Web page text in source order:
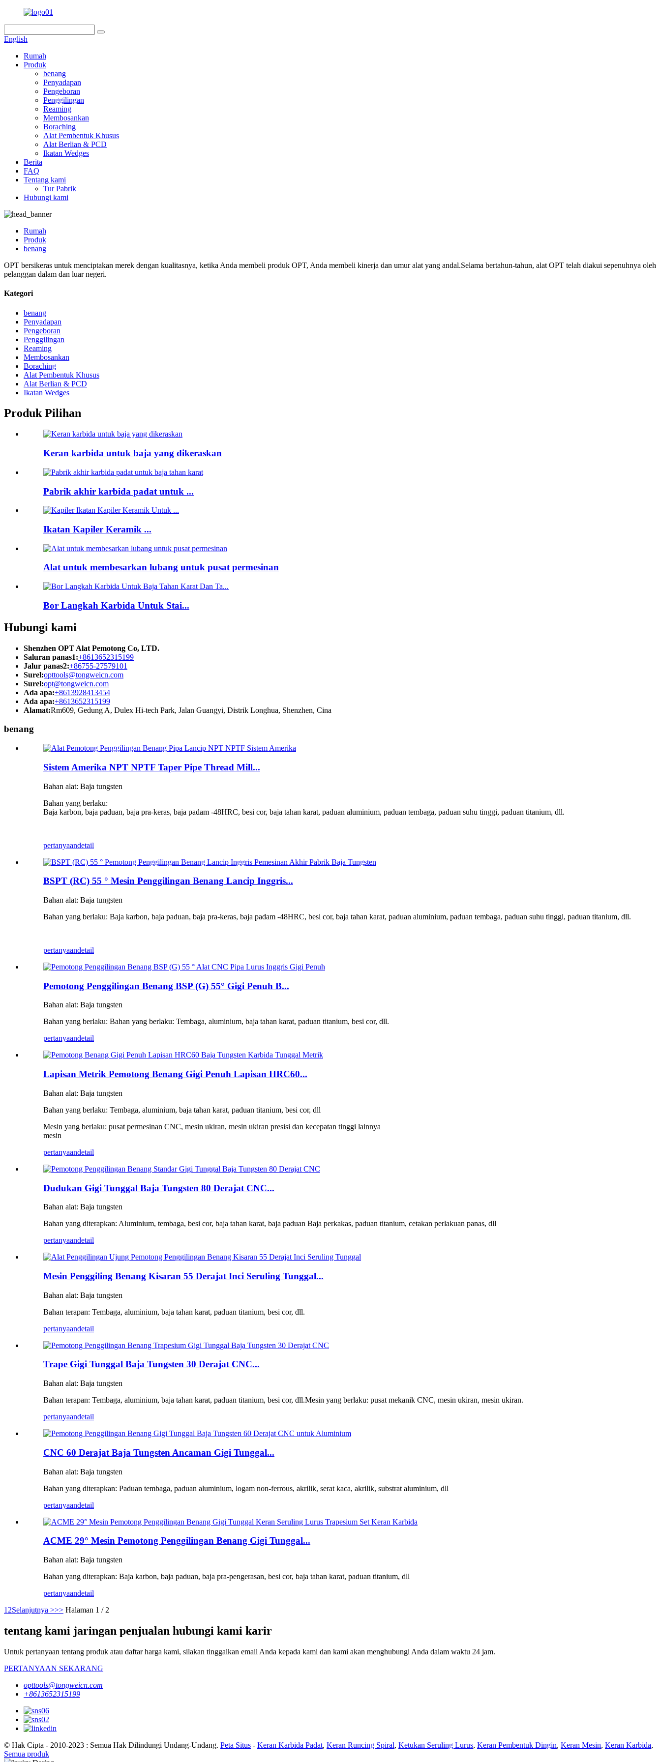
English
Rumah
Produk
benang
Penyadapan
Pengeboran
Penggilingan
Reaming
Membosankan
Boraching
Alat Pembentuk Khusus
Alat Berlian & PCD
Ikatan Wedges
Berita
FAQ
Tentang kami
Tur Pabrik
Hubungi kami
Rumah
Produk
benang
OPT bersikeras untuk menciptakan merek dengan kualitasnya, ketika Anda membeli produk OPT, Anda membeli kinerja dan umur alat yang andal.Selama bertahun-tahun, alat OPT telah diakui sepenuhnya oleh
pelanggan dalam dan luar negeri.
Kategori
benang
Penyadapan
Pengeboran
Penggilingan
Reaming
Membosankan
Boraching
Alat Pembentuk Khusus
Alat Berlian & PCD
Ikatan Wedges
Produk Pilihan
Keran karbida untuk baja yang dikeraskan
Pabrik akhir karbida padat untuk ...
Ikatan Kapiler Keramik ...
Alat untuk membesarkan lubang untuk pusat permesinan
Bor Langkah Karbida Untuk Stai...
Hubungi kami
Shenzhen OPT Alat Pemotong Co, LTD.
Saluran panas1:+8613652315199
Jalur panas2:+86755-27579101
Surel:opttools@tongweicn.com
Surel:opt@tongweicn.com
Ada apa:+8613928413454
Ada apa:+8613652315199
Alamat:Rm609, Gedung A, Dulex Hi-tech Park, Jalan Guangyi, Distrik Longhua, Shenzhen, Cina
benang
Sistem Amerika NPT NPTF Taper Pipe Thread Mill...
Bahan alat: Baja tungsten
Bahan yang berlaku:
Baja karbon, baja paduan, baja pra-keras, baja padam -48HRC, besi cor, baja tahan karat, paduan aluminium, paduan tembaga, paduan suhu tinggi, paduan titanium, dll.
pertanyaandetail
BSPT (RC) 55 ° Mesin Penggilingan Benang Lancip Inggris...
Bahan alat: Baja tungsten
Bahan yang berlaku: Baja karbon, baja paduan, baja pra-keras, baja padam -48HRC, besi cor, baja tahan karat, paduan aluminium, paduan tembaga, paduan suhu tinggi, paduan titanium, dll.
pertanyaandetail
Pemotong Penggilingan Benang BSP (G) 55° Gigi Penuh B...
Bahan alat: Baja tungsten
Bahan yang berlaku: Bahan yang berlaku: Tembaga, aluminium, baja tahan karat, paduan titanium, besi cor, dll.
pertanyaandetail
Lapisan Metrik Pemotong Benang Gigi Penuh Lapisan HRC60...
Bahan alat: Baja tungsten
Bahan yang berlaku: Tembaga, aluminium, baja tahan karat, paduan titanium, besi cor, dll
Mesin yang berlaku: pusat permesinan CNC, mesin ukiran, mesin ukiran presisi dan kecepatan tinggi lainnya
mesin
pertanyaandetail
Dudukan Gigi Tunggal Baja Tungsten 80 Derajat CNC...
Bahan alat: Baja tungsten
Bahan yang diterapkan: Aluminium, tembaga, besi cor, baja tahan karat, baja paduan Baja perkakas, paduan titanium, cetakan perlakuan panas, dll
pertanyaandetail
Mesin Penggiling Benang Kisaran 55 Derajat Inci Seruling Tunggal...
Bahan alat: Baja tungsten
Bahan terapan: Tembaga, aluminium, baja tahan karat, paduan titanium, besi cor, dll.
pertanyaandetail
Trape Gigi Tunggal Baja Tungsten 30 Derajat CNC...
Bahan alat: Baja tungsten
Bahan terapan: Tembaga, aluminium, baja tahan karat, paduan titanium, besi cor, dll.Mesin yang berlaku: pusat mekanik CNC, mesin ukiran, mesin ukiran.
pertanyaandetail
CNC 60 Derajat Baja Tungsten Ancaman Gigi Tunggal...
Bahan alat: Baja tungsten
Bahan yang diterapkan: Paduan tembaga, paduan aluminium, logam non-ferrous, akrilik, serat kaca, akrilik, substrat aluminium, dll
pertanyaandetail
ACME 29° Mesin Pemotong Penggilingan Benang Gigi Tunggal...
Bahan alat: Baja tungsten
Bahan yang diterapkan: Baja karbon, baja paduan, baja pra-pengerasan, besi cor, baja tahan karat, paduan titanium, dll
pertanyaandetail
1 2Selanjutnya >>> Halaman 1 / 2
tentang kami jaringan penjualan hubungi kami karir
Untuk pertanyaan tentang produk atau daftar harga kami, silakan tinggalkan email Anda kepada kami dan kami akan menghubungi Anda dalam waktu 24 jam.
PERTANYAAN SEKARANG
opttools@tongweicn.com
+8613652315199
© Hak Cipta - 2010-2023 : Semua Hak Dilindungi Undang-Undang. Peta Situs - Keran Karbida Padat, Keran Runcing Spiral, Ketukan Seruling Lurus, Keran Pembentuk Dingin, Keran Mesin, Keran Karbida,
Semua produk